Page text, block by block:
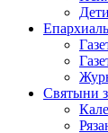
Святыни